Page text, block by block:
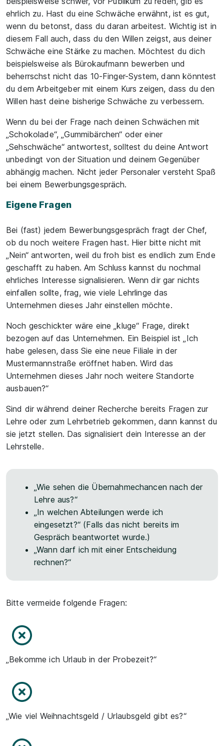
ehrlich zu. Hast du eine Schwäche erwähnt, ist es gut,
wenn du betonst, dass du daran arbeitest. Wichtig ist in
diesem Fall auch, dass du den Willen zeigst, aus deiner
Schwäche eine Stärke zu machen. Möchtest du dich
beispielsweise als Bürokaufmann bewerben und
beherrschst nicht das 10-Finger-System, dann könntest
du dem Arbeitgeber mit einem Kurs zeigen, dass du den
Willen hast deine bisherige Schwäche zu verbessern.
Wenn du bei der Frage nach deinen Schwächen mit
„Schokolade“, „Gummibärchen“ oder einer
„Sehschwäche“ antwortest, solltest du deine Antwort
unbedingt von der Situation und deinem Gegenüber
abhängig machen. Nicht jeder Personaler versteht Spaß
bei einem Bewerbungsgespräch.
Eigene Fragen
Bei (fast) jedem Bewerbungsgespräch fragt der Chef,
ob du noch weitere Fragen hast. Hier bitte nicht mit
„Nein“ antworten, weil du froh bist es endlich zum Ende
geschafft zu haben. Am Schluss kannst du nochmal
ehrliches Interesse signalisieren. Wenn dir gar nichts
einfallen sollte, frag, wie viele Lehrlinge das
Unternehmen dieses Jahr einstellen möchte.
Noch geschickter wäre eine „kluge“ Frage, direkt
bezogen auf das Unternehmen. Ein Beispiel ist „Ich
habe gelesen, dass Sie eine neue Filiale in der
Mustermannstraße eröffnet haben. Wird das
Unternehmen dieses Jahr noch weitere Standorte
ausbauen?“
Sind dir während deiner Recherche bereits Fragen zur
Lehre oder zum Lehrbetrieb gekommen, dann kannst du
sie jetzt stellen. Das signalisiert dein Interesse an der
Lehrstelle.
„Wie sehen die Übernahmechancen nach der
Lehre aus?“
„In welchen Abteilungen werde ich
eingesetzt?“ (Falls das nicht bereits im
Gespräch beantwortet wurde.)
„Wann darf ich mit einer Entscheidung
rechnen?“
Bitte vermeide folgende Fragen:
„Bekomme ich Urlaub in der Probezeit?“
„Wie viel Weihnachtsgeld / Urlaubsgeld gibt es?“